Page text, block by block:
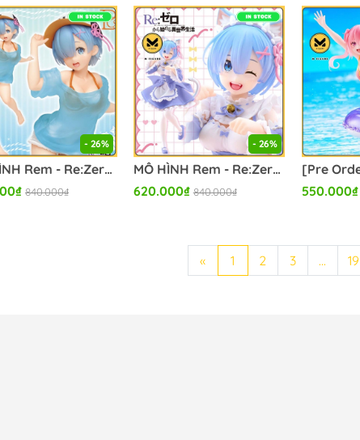
- 26%
MÔ HÌNH Rem - Re:Zero Kara Hajimeru Isekai Seikatsu - Precious Figure - T-shirt Swimsuit ver., Renewal (Taito) FIGURE CHÍNH HÃNG
840.000₫
- 26%
MÔ HÌNH Rem - Re:Zero Kara Hajimeru Isekai Seikatsu - Coreful Figure - Nekomimi Maid ver., Renewal (Taito) FIGURE CHÍNH HÃNG
620.000₫ 840.000₫
550.000₫
« 1 2 3 ... 19